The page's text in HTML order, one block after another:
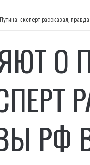
эксперт рассказал,
О
РФ